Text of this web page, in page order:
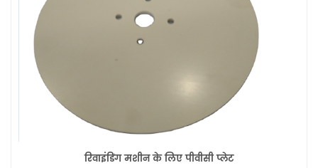
रिवाइंडिंग मशीन के लिए पीवीसी प्लेट